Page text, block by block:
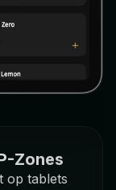
Zones
op tablets